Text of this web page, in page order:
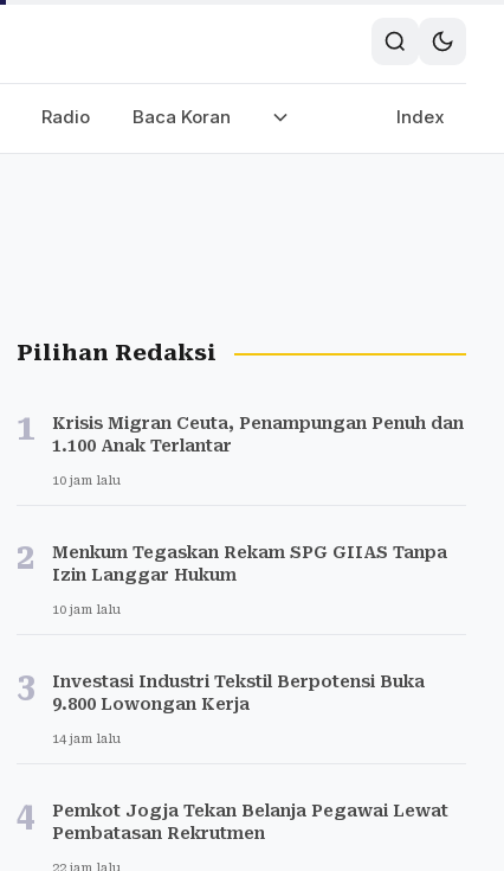
Radio Baca Koran Index
Pilihan Redaksi
1
Krisis Migran Ceuta, Penampungan Penuh dan
1.100 Anak Terlantar
10 jam lalu
2
Menkum Tegaskan Rekam SPG GIIAS Tanpa
Izin Langgar Hukum
10 jam lalu
3
Investasi Industri Tekstil Berpotensi Buka
9.800 Lowongan Kerja
14 jam lalu
4
Pemkot Jogja Tekan Belanja Pegawai Lewat
Pembatasan Rekrutmen